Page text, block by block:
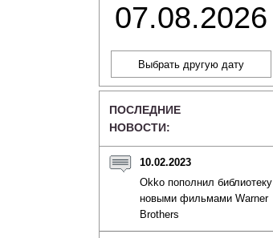
07.08.2026
ПОСЛЕДНИЕ
НОВОСТИ:
10.02.2023
Okko пополнил библиотеку
новыми фильмами Warner
Brothers